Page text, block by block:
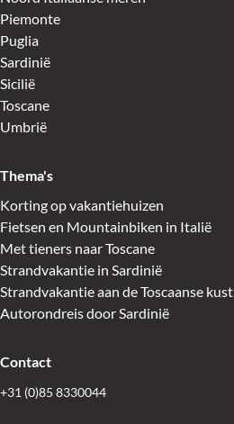
Piemonte
Puglia
Sardinië
Sicilië
Toscane
Umbrië
Thema's
Korting op vakantiehuizen
Fietsen en Mountainbiken in Italië
Met tieners naar Toscane
Strandvakantie in Sardinië
Strandvakantie aan de Toscaanse kust
Autorondreis door Sardinië
Contact
+31 (0)85 8330044